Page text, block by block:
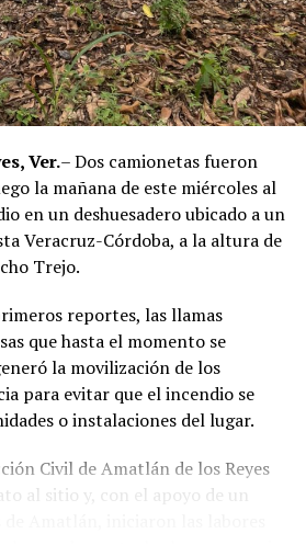
irregularidades dentro de la
y motivó la intervención de
y federales, en un contexto de
contra servidores
con actividades ilícitas en la
uno de los primeros fallos
y confirma la
de los exuniformados por delitos
de droga y el
Ver.– Dos camionetas fueron
la mañana de este miércoles al
en un deshuesadero ubicado a un
Veracruz-Córdoba, a la altura de
Trejo.
reportes, las llamas
que hasta el momento se
la movilización de los
para evitar que el incendio se
o instalaciones del lugar.
Civil de Amatlán de los Reyes
al sitio y, con el apoyo de un